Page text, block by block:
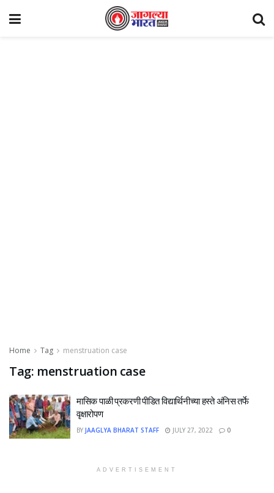
Home Tag menstruation case
Tag: menstruation case
मासिक पाळी प्रकरणी पीडित विद्यार्थिनीच्या हस्ते अंनिस तर्फे
वृक्षारोपण
BY JAAGLYA BHARAT STAFF JULY 27, 2022 0
ADVERTISEMENT